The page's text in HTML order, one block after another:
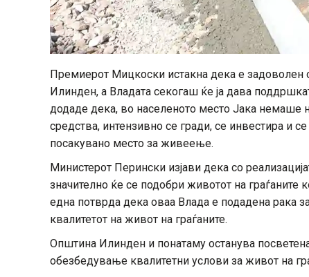
Премиерот Мицкоски истакна дека е задоволен
Илинден, а Владата секогаш ќе ја дава
додаде дека, во населеното место Јака немаше
средства, интензивно се гради, се инвестира и
посакувано место за живеење.
Министерот Перински изјави дека со
значително ќе се подобри животот на
една потврда дека оваа Влада е подадена рака
квалитетот на живот на граѓаните.
Општина Илинден и понатаму останува
обезбедување квалитетни услови за живот на